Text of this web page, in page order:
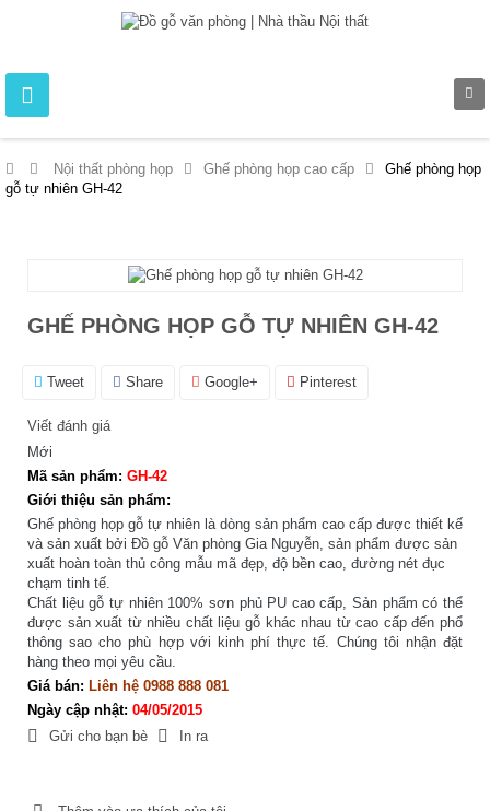
> Nội thất phòng họp > Ghế phòng họp cao cấp >
Ghế phòng họp
gỗ tự nhiên GH-42
GHẾ PHÒNG HỌP GỖ TỰ NHIÊN GH-42
Tweet Share Google+ Pinterest
Viết đánh giá
Mới
Mã sản phẩm: GH-42
Giới thiệu sản phẩm:
Ghế phòng họp gỗ tự nhiên là dòng sản phẩm cao cấp được thiết kế
và sản xuất bởi Đồ gỗ Văn phòng Gia Nguyễn, sản phẩm được sản
xuất hoàn toàn thủ công mẫu mã đẹp, độ bền cao, đường nét đục
chạm tinh tế.
Chất liệu gỗ tự nhiên 100% sơn phủ PU cao cấp, Sản phẩm có thể
được sản xuất từ nhiều chất liệu gỗ khác nhau từ cao cấp đến phổ
thông sao cho phù hợp với kinh phí thực tế. Chúng tôi nhận đặt
hàng theo mọi yêu cầu.
Giá bán: Liên hệ 0988 888 081
Ngày cập nhật: 04/05/2015
Gửi cho bạn bè
In ra